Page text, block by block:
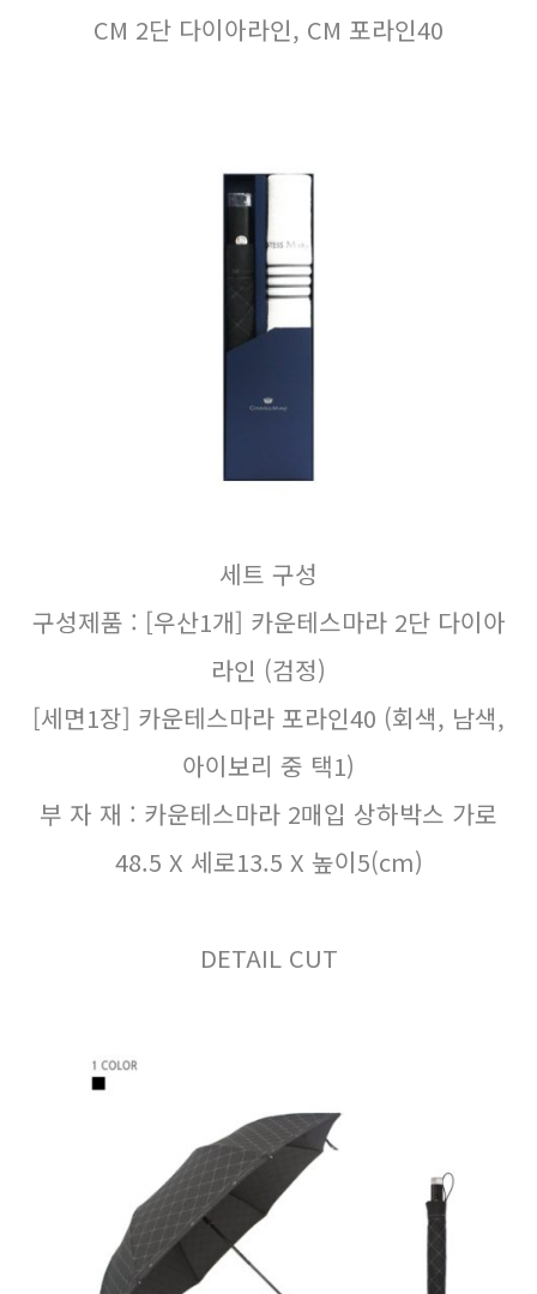
CM 2단 다이아라인, CM 포라인40
세트 구성
구성제품 : [우산1개] 카운테스마라 2단 다이아
라인 (검정)
[세면1장] 카운테스마라 포라인40 (회색, 남색,
아이보리 중 택1)
부 자 재 : 카운테스마라 2매입 상하박스 가로
48.5 X 세로13.5 X 높이5(cm)
DETAIL CUT